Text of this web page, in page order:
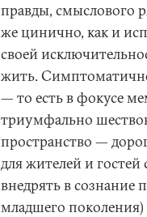
правды, смыслового
же цинично, как и
своей
жить.
— то есть в фокусе
триумфально
пространство —
для жителей и
внедрять в сознание
младшего